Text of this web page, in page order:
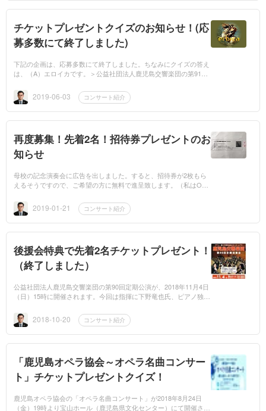
チケットプレゼントクイズのお知らせ！(応
募多数にて終了しました)
下記の企画は、応募多数にて終了しました。ちなみにクイズの答え
は、（A）エロイカです。＞公益社団法人鹿児島交響楽団の第91回
ートー...2019-06-03 コンサート紹介
再度募集！先着2名！招待券プレゼントのお
知らせ
母校の記念演奏会に広告を出しました。すると、招待券が2枚もら
えるそうですので、ご希望の方に無料で進呈致します。（私はOB
日（金...2019-01-21 コンサート紹介
後援会特典で先着2名チケットプレゼント！
（終了しました）
公益社団法人鹿児島交響楽団の第90回定期公演が、2018年11月4日
（日）15時に開催されます。今回は指揮に下野竜也氏、ピアノ独奏
と、ショスタコーヴィ...
2018-10-20 コンサート紹介
「鹿児島オペラ協会～オペラ名曲コンサー
ト」チケットプレゼントクイズ！
鹿児島オペラ協会の「オペラ名曲コンサート」が2018年8月24日
（金）19時より宝山ホール（鹿児島県文化センター）にて開催され